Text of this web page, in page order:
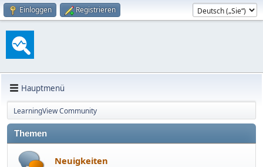
Einloggen Registrieren
Hauptmenü
LearningView Community
Themen
Neuigkeiten